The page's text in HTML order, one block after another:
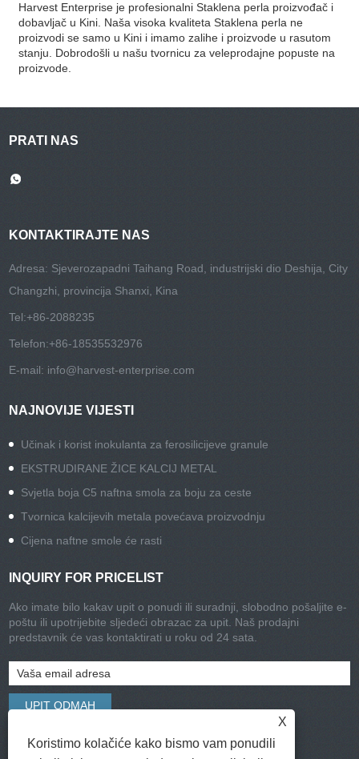
Harvest Enterprise je profesionalni Staklena perla proizvođač i
dobavljač u Kini. Naša visoka kvaliteta Staklena perla ne
proizvodi se samo u Kini i imamo zalihe i proizvode u rasutom
stanju. Dobrodošli u našu tvornicu za veleprodajne popuste na
proizvode.
PRATI NAS
KONTAKTIRAJTE NAS
Adresa: Sjeverozapadni Taihang Road, industrijski dio Deshija, City
Changzhi, provincija Shanxi, Kina
Tel:+86-2088235
Telefon:+86-18535532976
E-mail: info@harvest-enterprise.com
NAJNOVIJE VIJESTI
Učinak i korist inokulanta za ferosilicijeve granule
EKSTRUDIRANE ŽICE KALCIJ METAL
Svjetla boja C5 naftna smola za boju za ceste
Tvornica kalcijevih metala povećava proizvodnju
Cijena naftne smole će rasti
INQUIRY FOR PRICELIST
Ako imate bilo kakav upit o ponudi ili suradnji, slobodno pošaljite e-
poštu ili upotrijebite sljedeći obrazac za upit. Naš prodajni
predstavnik će vas kontaktirati u roku od 24 sata.
X
Koristimo kolačiće kako bismo vam ponudili